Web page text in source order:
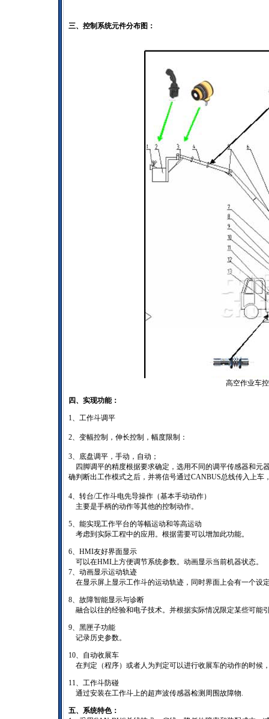
三、控制系统元件分布图：
高空作业车
四、实现功能：
1、工作斗调平
2、变幅控制，伸长控制，幅度限制：
3、底盘调平，手动，自动；
四脚调平的精度根据要求确定，选用不同的调平传感器和元
确判断出工作模式之后，并将信号通过CANBUS总线传入上车
4、转台/工作斗电先导操作（基本手动动作）
主要是手柄的动作等其他的控制动作。
5、能实现工作平台的等幅运动和等高运动
考虑到实际工程中的应用。根据需要可以增加此功能。
6、HMI友好界面显示
可以在HMI上方便调节系统参数。动画显示当前机器状态。
7、动画显示运动轨迹
在显示屏上显示工作斗的运动轨迹，同时界面上会有一个设
8、故障智能显示与诊断
融合以往的经验和电子技术。并根据实际情况限定某些可能
9、黑匣子功能
记录历史参数。
10、自动收展车
在判定（程序）或者人为判定可以进行收展车的动作的时候
11、工作斗防碰
通过安装在工作斗上的超声波传感器检测周围故障物.
五、系统特色：